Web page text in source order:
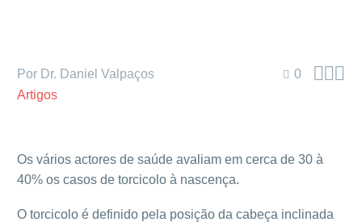
0 
Por Dr. Daniel Valpaços
Artigos
Os vários actores de saúde avaliam em cerca de 30 à
40% os casos de torcicolo à nascença.
O torcicolo é definido pela posição da cabeça inclinada